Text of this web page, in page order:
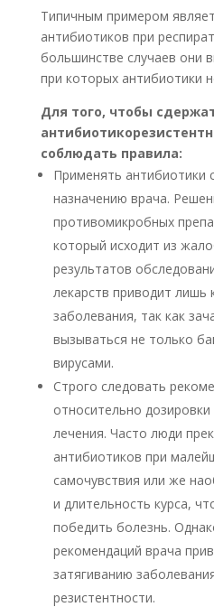
Типичным примером
антибиотиков при
большинстве случаев они
при которых антибиотики
Для того, чтобы
соблюдать правила:
Применять антибиотики
назначению врача.
противомикробных
который исходит из
результатов
лекарств приводит лишь
заболевания, так как
вызываться не только
вирусами.
Строго следовать
относительно
лечения. Часто люди
антибиотиков при
самочувствия или же
и длительность курса,
победить болезнь.
рекомендаций врача
затягиванию
резистентности.